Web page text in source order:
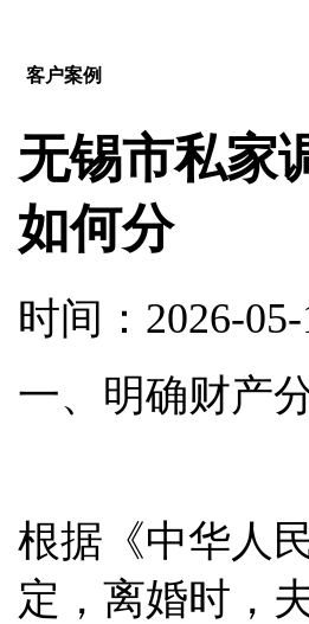
客户案例
无锡市私家
如何分
时间：2026-
一、明确财产
根据《中华人
定，离婚时，